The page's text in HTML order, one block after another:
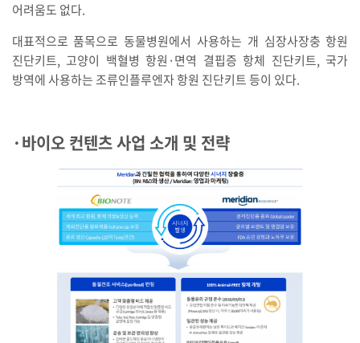
어려움도 없다.
대표적으로 품목으로 동물병원에서 사용하는 개 심장사장충 항원
진단키트, 고양이 백혈병 항원·면역 결핍증 항체 진단키트, 국가
방역에 사용하는 조류인플루엔자 항원 진단키트 등이 있다.
·바이오 컨텐츠 사업 소개 및 전략